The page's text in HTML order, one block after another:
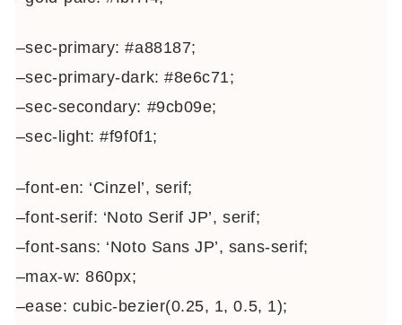
–sec-primary: #a88187;
–sec-primary-dark: #8e6c71;
–sec-secondary: #9cb09e;
–sec-light: #f9f0f1;
–font-en: ‘Cinzel’, serif;
–font-serif: ‘Noto Serif JP’, serif;
–font-sans: ‘Noto Sans JP’, sans-serif;
–max-w: 860px;
–ease: cubic-bezier(0.25, 1, 0.5, 1);